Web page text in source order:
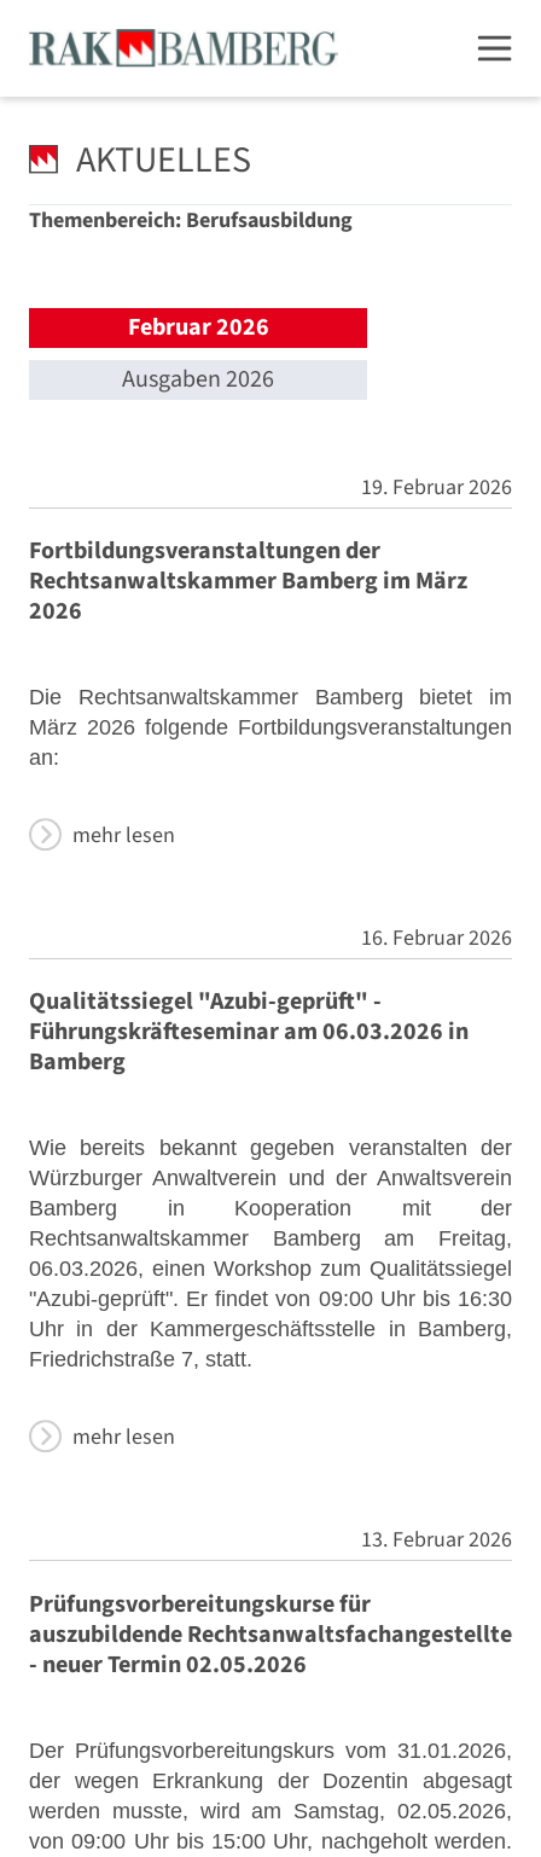
AKTUELLES
Themenbereich: Berufsausbildung
Februar 2026
Ausgaben 2026
19. Februar 2026
Fortbildungsveranstaltungen der
Rechtsanwaltskammer Bamberg im März
2026
Die Rechtsanwaltskammer Bamberg bietet im
März 2026 folgende Fortbildungsveranstaltungen
an:
mehr lesen
16. Februar 2026
Qualitätssiegel "Azubi-geprüft" -
Führungskräfteseminar am 06.03.2026 in
Bamberg
Wie bereits bekannt gegeben veranstalten der
Würzburger Anwaltverein und der Anwaltsverein
Bamberg in Kooperation mit der
Rechtsanwaltskammer Bamberg am Freitag,
06.03.2026, einen Workshop zum Qualitätssiegel
"Azubi-geprüft". Er findet von 09:00 Uhr bis 16:30
Uhr in der Kammergeschäftsstelle in Bamberg,
Friedrichstraße 7, statt.
mehr lesen
13. Februar 2026
Prüfungsvorbereitungskurse für
auszubildende Rechtsanwaltsfachangestellte
- neuer Termin 02.05.2026
Der Prüfungsvorbereitungskurs vom 31.01.2026,
der wegen Erkrankung der Dozentin abgesagt
werden musste, wird am Samstag, 02.05.2026,
von 09:00 Uhr bis 15:00 Uhr, nachgeholt werden.